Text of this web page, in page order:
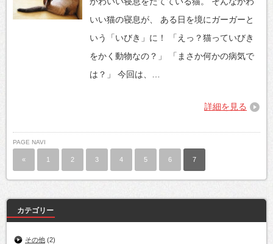
いい猫の寝息が、 ある日を境にガーガーと
いう「いびき」に！ 「えっ？猫っていびき
をかく動物なの？」 「まさか何かの病気で
は？」 今回は、…
詳細を見る
PAGE NAVI
« 1 2 3 4 5 6 7
カテゴリー
その他 (2)